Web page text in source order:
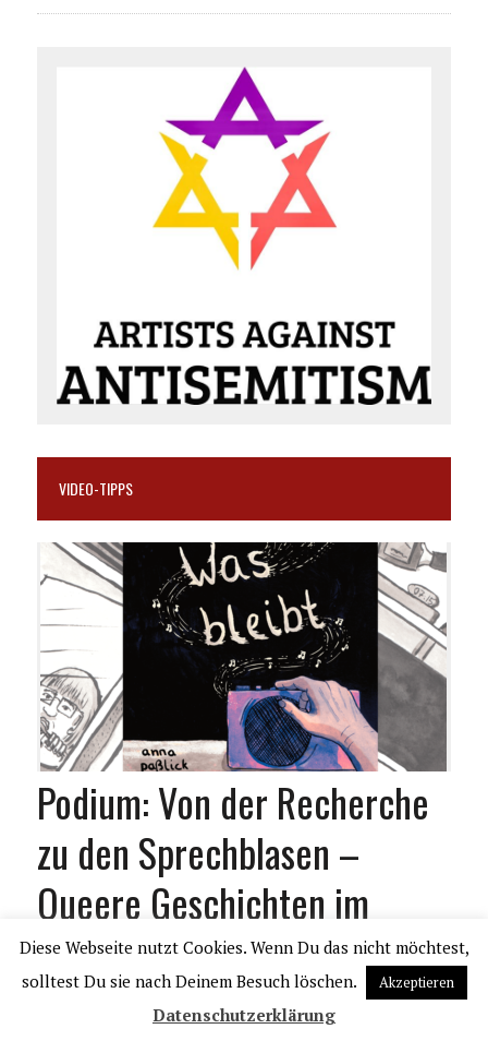
VIDEO-TIPPS
Podium: Von der Recherche
zu den Sprechblasen –
Queere Geschichten im
Comic
Vortrag und Diskussion mit Iris Christidi, Jens
Diese Webseite nutzt Cookies. Wenn Du das nicht möchtest,
solltest Du sie nach Deinem Besuch löschen.
Akzeptieren
Datenschutzerklärung